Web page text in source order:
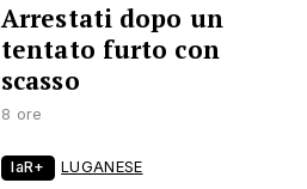
Arrestati dopo un
tentato furto con
scasso
8 ore
laR+ LUGANESE